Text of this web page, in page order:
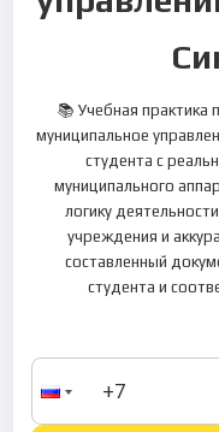
📚 Учебная практика
муниципальное
студента с
муниципального
логику
учреждения и
составленный
студента и